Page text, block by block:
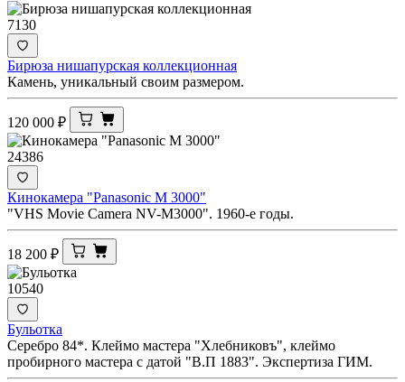
7130
Бирюза нишапурская коллекционная
Камень, уникальный своим размером.
120 000 ₽
24386
Кинокамера "Panasonic M 3000"
"VHS Movie Camera NV-M3000". 1960-е годы.
18 200 ₽
10540
Бульотка
Серебро 84*. Клеймо мастера "Хлебниковъ", клеймо
пробирного мастера с датой "В.П 1883". Экспертиза ГИМ.